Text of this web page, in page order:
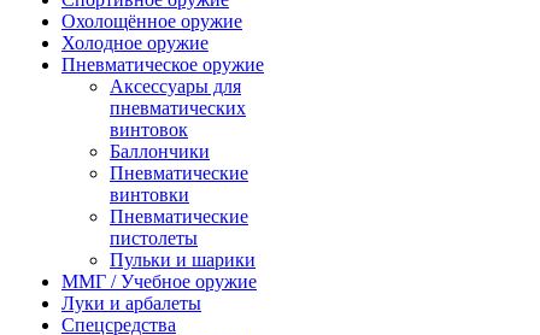
Охолощённое оружие
Холодное оружие
Пневматическое оружие
Аксессуары для
пневматических
винтовок
Баллончики
Пневматические
винтовки
Пневматические
пистолеты
Пульки и шарики
ММГ / Учебное оружие
Луки и арбалеты
Спецсредства